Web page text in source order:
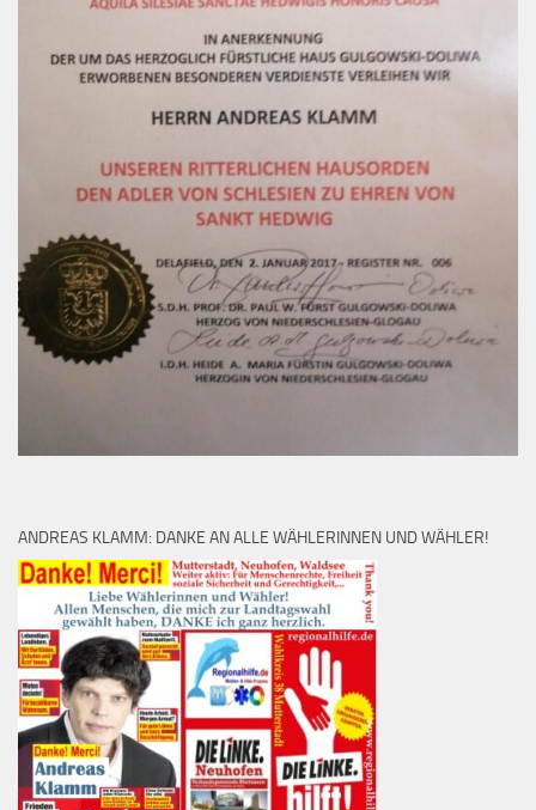
ANDREAS KLAMM: DANKE AN ALLE WÄHLERINNEN UND WÄHLER!